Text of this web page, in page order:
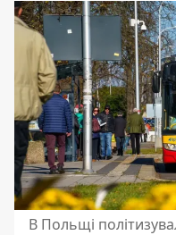
В Польщі